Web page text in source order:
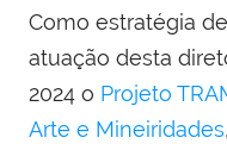
Como estratégia
atuação desta
2024 o Projeto
Arte e Mineiridades